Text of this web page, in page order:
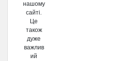
нашому
сайті.
Це
також
дуже
важлив
ий